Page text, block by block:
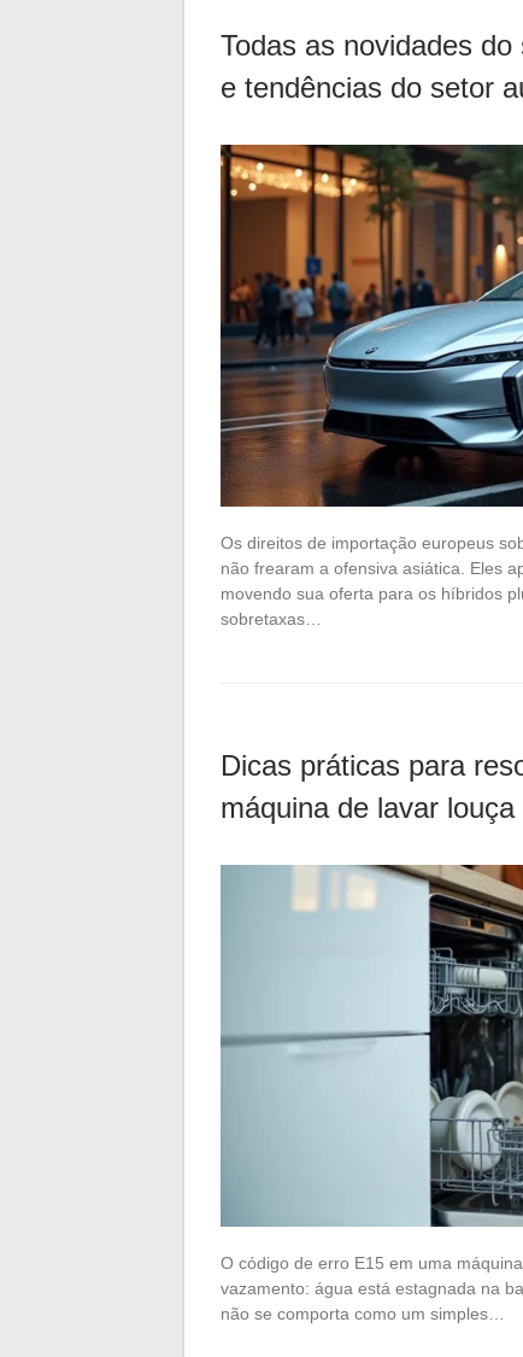
Todas as novidades
e tendências do setor
Os direitos de importação europeus
não frearam a ofensiva asiática. Eles
movendo sua oferta para os híbridos
sobretaxas…
Dicas práticas para
máquina de lavar louça
O código de erro E15 em uma
vazamento: água está estagnada na
não se comporta como um simples…